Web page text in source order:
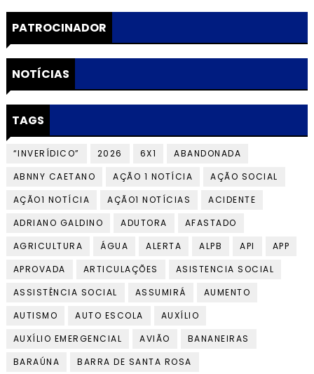
PATROCINADOR
NOTÍCIAS
TAGS
“INVERÍDICO” 2026 6X1
ABANDONADA
ABNNY CAETANO
AÇÃO 1 NOTÍCIA
AÇÃO SOCIAL
AÇÃO1 NOTÍCIA
AÇÃO1 NOTÍCIAS
ACIDENTE
ADRIANO GALDINO
ADUTORA
AFASTADO
AGRICULTURA
ÁGUA ALERTA ALPB API
APP
APROVADA
ARTICULAÇÕES
ASISTENCIA SOCIAL
ASSISTÊNCIA SOCIAL
ASSUMIRÁ
AUMENTO
AUTISMO
AUTO ESCOLA
AUXÍLIO
AUXÍLIO EMERGENCIAL
AVIÃO
BANANEIRAS
BARAÚNA
BARRA DE SANTA ROSA